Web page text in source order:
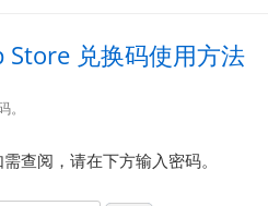
Store 兑换码使用方法
查阅，请在下方输入密码。